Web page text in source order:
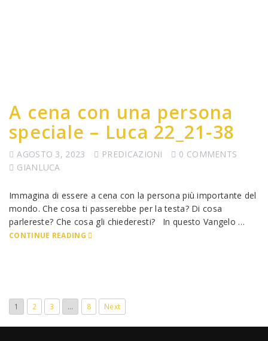
A cena con una persona
speciale – Luca 22_21-38
AGOSTO 3, 2023 PREDICAZIONI
0 COMMENTS
GIANLUCA
Immagina di essere a cena con la persona più importante del
mondo. Che cosa ti passerebbe per la testa? Di cosa
parlereste? Che cosa gli chiederesti? In questo Vangelo …
CONTINUE READING
1 2 3 … 8 Next